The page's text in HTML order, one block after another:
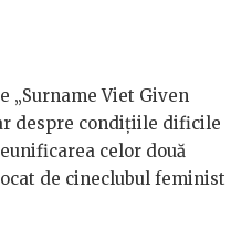
„Surname Viet Given
despre condițiile dificile
celor două
de cineclubul feminist